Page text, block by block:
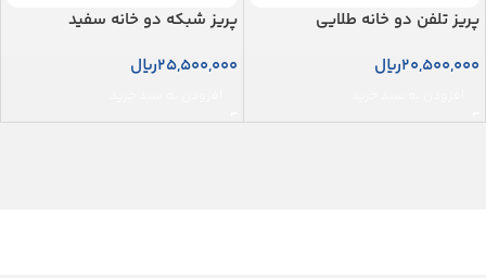
پریز تلفن دو خانه طلایی
20,500,000ریال
پریز شبکه دو خانه سفید
25,500,000ریال